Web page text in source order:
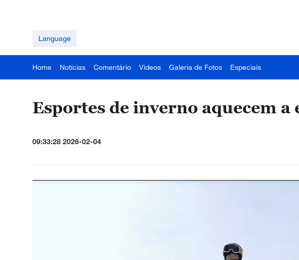
Language
Home Notícias Comentário Vídeos Galeria de Fotos Especiais
Esportes de inverno aquecem a
09:33:28 2026-02-04